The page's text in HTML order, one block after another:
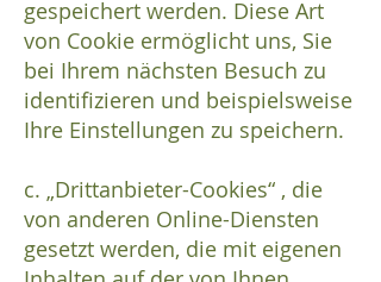
gespeichert werden. Diese Art
von Cookie ermöglicht uns, Sie
bei Ihrem nächsten Besuch zu
identifizieren und beispielsweise
Ihre Einstellungen zu speichern.
c. „Drittanbieter-Cookies“ , die
von anderen Online-Diensten
gesetzt werden, die mit eigenen